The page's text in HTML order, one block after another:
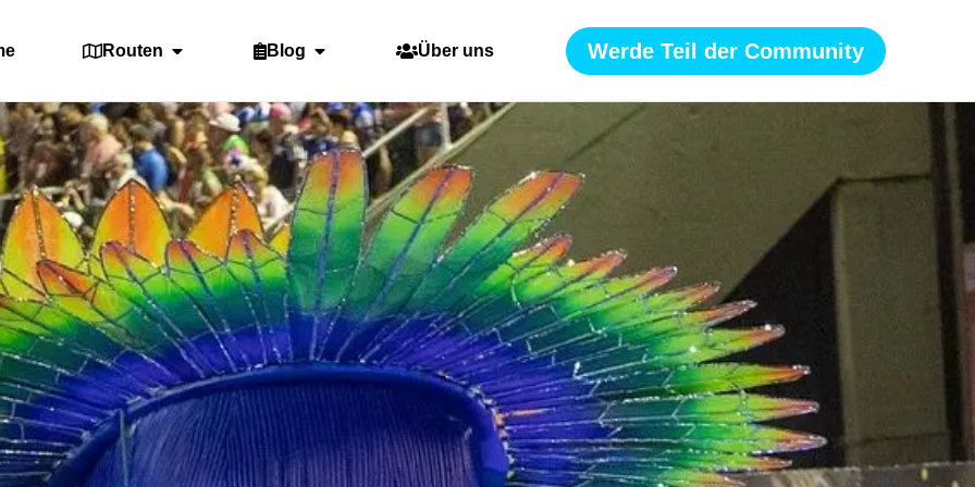
Routen Blog Über uns Werde Teil der Community